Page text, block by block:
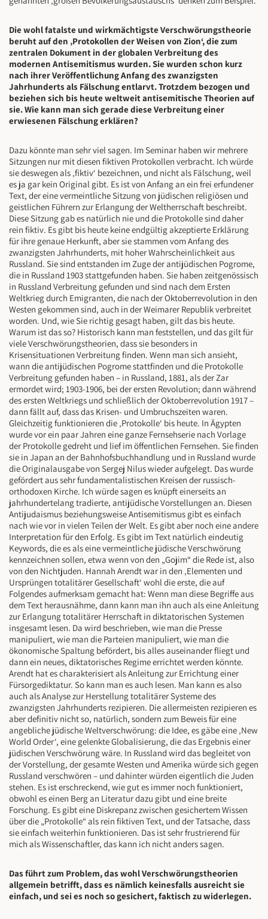
Die wohl fatalste und wirkmächtigste Verschwörungstheorie
beruht auf den ‚Protokollen der Weisen von Zion‘, die zum
zentralen Dokument in der globalen Verbreitung des
modernen Antisemitismus wurden. Sie wurden schon kurz
nach ihrer Veröffentlichung Anfang des zwanzigsten
Jahrhunderts als Fälschung entlarvt. Trotzdem bezogen und
beziehen sich bis heute weltweit antisemitische Theorien auf
sie. Wie kann man sich gerade diese Verbreitung einer
erwiesenen Fälschung erklären?
Dazu könnte man sehr viel sagen. Im Seminar haben wir mehrere
Sitzungen nur mit diesen fiktiven Protokollen verbracht. Ich würde
sie deswegen als ‚fiktiv‘ bezeichnen, und nicht als Fälschung, weil
es ja gar kein Original gibt. Es ist von Anfang an ein frei erfundener
Text, der eine vermeintliche Sitzung von jüdischen religiösen und
geistlichen Führern zur Erlangung der Weltherrschaft beschreibt.
Diese Sitzung gab es natürlich nie und die Protokolle sind daher
rein fiktiv. Es gibt bis heute keine endgültig akzeptierte Erklärung
für ihre genaue Herkunft, aber sie stammen vom Anfang des
zwanzigsten Jahrhunderts, mit hoher Wahrscheinlichkeit aus
Russland. Sie sind entstanden im Zuge der antijüdischen Pogrome,
die in Russland 1903 stattgefunden haben. Sie haben zeitgenössisch
in Russland Verbreitung gefunden und sind nach dem Ersten
Weltkrieg durch Emigranten, die nach der Oktoberrevolution in den
Westen gekommen sind, auch in der Weimarer Republik verbreitet
worden. Und, wie Sie richtig gesagt haben, gilt das bis heute.
Warum ist das so? Historisch kann man feststellen, und das gilt für
viele Verschwörungstheorien, dass sie besonders in
Krisensituationen Verbreitung finden. Wenn man sich ansieht,
wann die antijüdischen Pogrome stattfinden und die Protokolle
Verbreitung gefunden haben – in Russland, 1881, als der Zar
ermordet wird; 1903-1906, bei der ersten Revolution; dann während
des ersten Weltkriegs und schließlich der Oktoberrevolution 1917 –
dann fällt auf, dass das Krisen- und Umbruchszeiten waren.
Gleichzeitig funktionieren die ‚Protokolle‘ bis heute. In Ägypten
wurde vor ein paar Jahren eine ganze Fernsehserie nach Vorlage
der Protokolle gedreht und lief im öffentlichen Fernsehen. Sie finden
sie in Japan an der Bahnhofsbuchhandlung und in Russland wurde
die Originalausgabe von Sergej Nilus wieder aufgelegt. Das wurde
gefördert aus sehr fundamentalistischen Kreisen der russisch-
orthodoxen Kirche. Ich würde sagen es knüpft einerseits an
jahrhundertelang tradierte, antijüdische Vorstellungen an. Diesen
Antijudaismus beziehungsweise Antisemitismus gibt es einfach
nach wie vor in vielen Teilen der Welt. Es gibt aber noch eine andere
Interpretation für den Erfolg. Es gibt im Text natürlich eindeutig
Keywords, die es als eine vermeintliche jüdische Verschwörung
kennzeichnen sollen, etwa wenn von den „Gojim“ die Rede ist, also
von den Nichtjuden. Hannah Arendt war in den ‚Elementen und
Ursprüngen totalitärer Gesellschaft‘ wohl die erste, die auf
Folgendes aufmerksam gemacht hat: Wenn man diese Begriffe aus
dem Text herausnähme, dann kann man ihn auch als eine Anleitung
zur Erlangung totalitärer Herrschaft in diktatorischen Systemen
insgesamt lesen. Da wird beschrieben, wie man die Presse
manipuliert, wie man die Parteien manipuliert, wie man die
ökonomische Spaltung befördert, bis alles auseinander fliegt und
dann ein neues, diktatorisches Regime errichtet werden könnte.
Arendt hat es charakterisiert als Anleitung zur Errichtung einer
Fürsorgediktatur. So kann man es auch lesen. Man kann es also
auch als Analyse zur Herstellung totalitärer Systeme des
zwanzigsten Jahrhunderts rezipieren. Die allermeisten rezipieren es
aber definitiv nicht so, natürlich, sondern zum Beweis für eine
angebliche jüdische Weltverschwörung: die Idee, es gäbe eine ‚New
World Order‘, eine gelenkte Globalisierung, die das Ergebnis einer
jüdischen Verschwörung wäre. In Russland wird das begleitet von
der Vorstellung, der gesamte Westen und Amerika würde sich gegen
Russland verschwören – und dahinter würden eigentlich die Juden
stehen. Es ist erschreckend, wie gut es immer noch funktioniert,
obwohl es einen Berg an Literatur dazu gibt und eine breite
Forschung. Es gibt eine Diskrepanz zwischen gesichertem Wissen
über die „Protokolle“ als rein fiktiven Text, und der Tatsache, dass
sie einfach weiterhin funktionieren. Das ist sehr frustrierend für
mich als Wissenschaftler, das kann ich nicht anders sagen.
Das führt zum Problem, das wohl Verschwörungstheorien
allgemein betrifft, dass es nämlich keinesfalls ausreicht sie
einfach, und sei es noch so gesichert, faktisch zu widerlegen.